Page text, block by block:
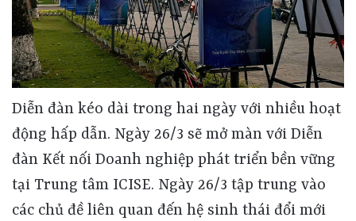
Diễn đàn kéo dài trong hai ngày với nhiều hoạt
động hấp dẫn. Ngày 26/3 sẽ mở màn với Diễn
đàn Kết nối Doanh nghiệp phát triển bền vững
tại Trung tâm ICISE. Ngày 26/3 tập trung vào
các chủ đề liên quan đến hệ sinh thái đổi mới